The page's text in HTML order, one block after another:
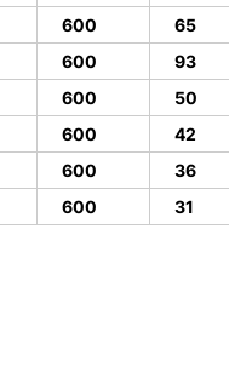
600
65
600
93
600
50
600
42
600
36
600 31